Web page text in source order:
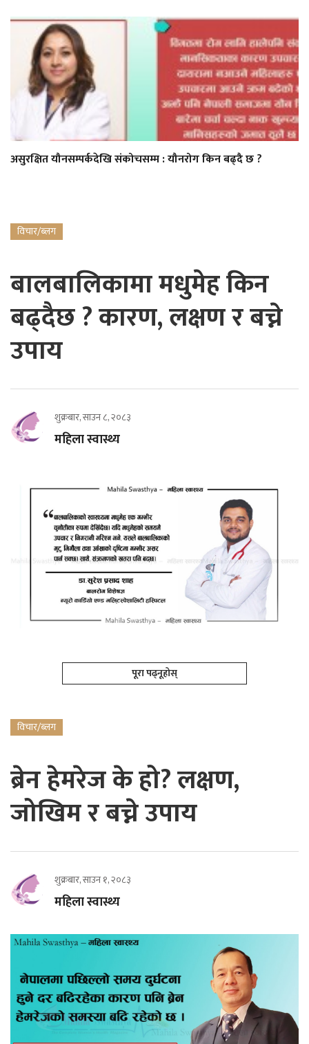
असुरक्षित यौनसम्पर्कदेखि संकोचसम्म : यौनरोग किन बढ्दै छ ?
विचार/ब्लग
बालबालिकामा मधुमेह किन
बढ्दैछ ? कारण, लक्षण र बच्ने
उपाय
शुक्रबार, साउन ८, २०८३
महिला स्वास्थ्य
पूरा पढ्नूहोस्
विचार/ब्लग
ब्रेन हेमरेज के हो? लक्षण,
जोखिम र बच्ने उपाय
शुक्रबार, साउन १, २०८३
महिला स्वास्थ्य